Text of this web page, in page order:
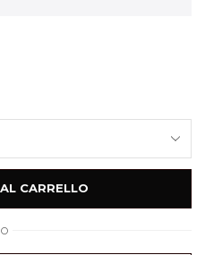
CARRELLO
O